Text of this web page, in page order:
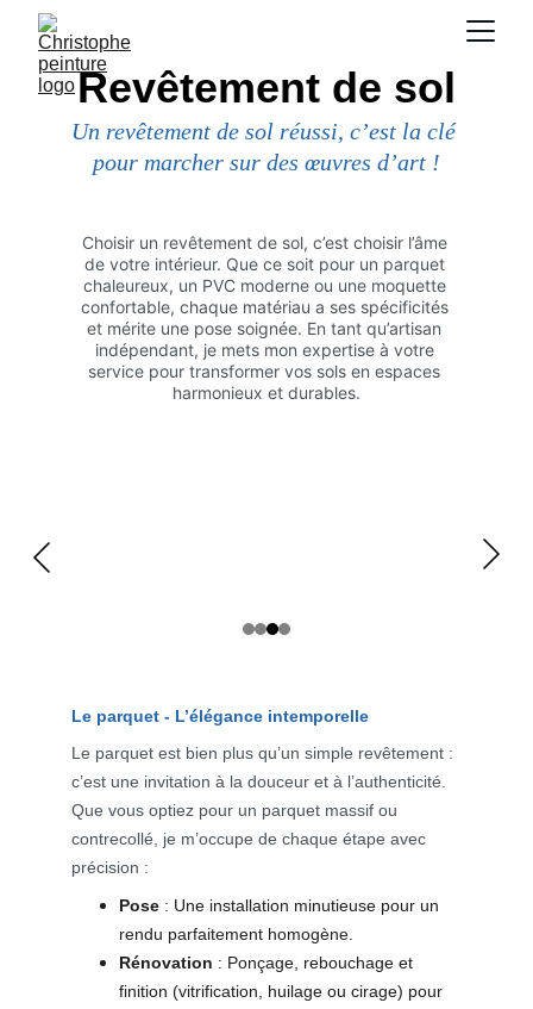
Revêtement de sol
Un revêtement de sol réussi, c’est la clé
pour marcher sur des œuvres d’art !
Choisir un revêtement de sol, c’est choisir l’âme
de votre intérieur. Que ce soit pour un parquet
chaleureux, un PVC moderne ou une moquette
confortable, chaque matériau a ses spécificités
et mérite une pose soignée. En tant qu’artisan
indépendant, je mets mon expertise à votre
service pour transformer vos sols en espaces
harmonieux et durables.
Le parquet - L’élégance intemporelle
Le parquet est bien plus qu’un simple revêtement :
c’est une invitation à la douceur et à l’authenticité.
Que vous optiez pour un parquet massif ou
contrecollé, je m’occupe de chaque étape avec
précision :
Pose : Une installation minutieuse pour un
rendu parfaitement homogène.
Rénovation : Ponçage, rebouchage et
finition (vitrification, huilage ou cirage) pour